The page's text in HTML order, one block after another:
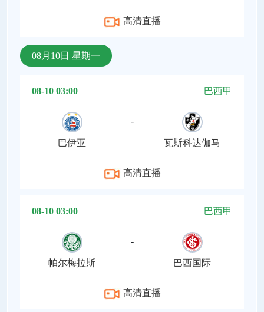
高清直播
08月10日 星期一
08-10 03:00 巴西甲
巴伊亚
-
瓦斯科达伽马
高清直播
08-10 03:00 巴西甲
帕尔梅拉斯
-
巴西国际
高清直播